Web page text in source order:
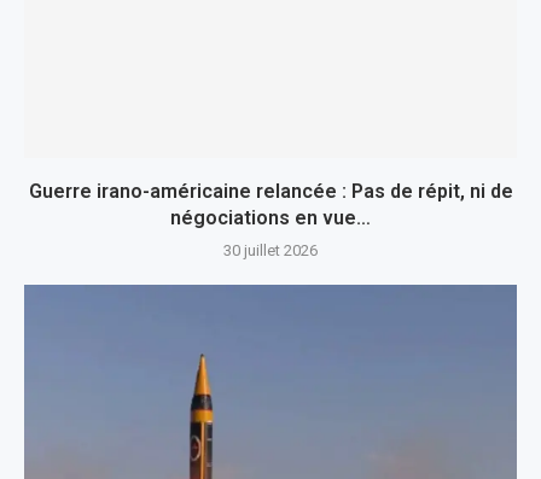
Guerre irano-américaine relancée : Pas de répit, ni de
négociations en vue…
30 juillet 2026